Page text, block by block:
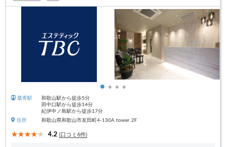
最寄駅
和歌山駅から徒歩5分
田中口駅から徒歩14分
紀伊中ノ島駅から徒歩17分
住所
和歌山県和歌山市友田町4-130A tower 2F
4.2 (口コミ6件)